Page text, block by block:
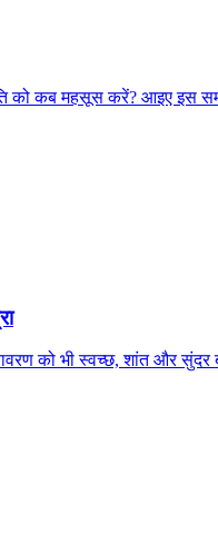
को कब महसूस करें? आइए इस
को भी स्वच्छ, शांत और सुंदर